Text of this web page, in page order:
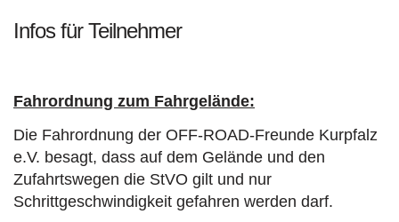
Infos für Teilnehmer
Fahrordnung zum Fahrgelände:
Die Fahrordnung der OFF-ROAD-Freunde Kurpfalz
e.V. besagt, dass auf dem Gelände und den
Zufahrtswegen die StVO gilt und nur
Schrittgeschwindigkeit gefahren werden darf.